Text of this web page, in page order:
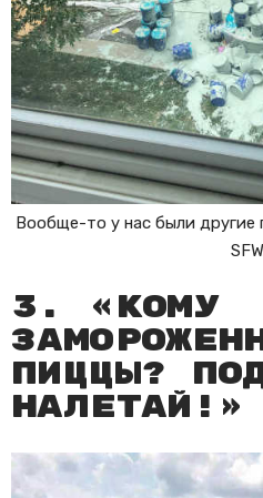
Вообще-то у нас были другие
3. «Кому
пиццы?
налетай!»